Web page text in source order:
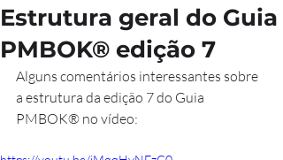
Estrutura geral do Guia
PMBOK® edição 7
Alguns comentários interessantes sobre
a estrutura da edição 7 do Guia
PMBOK® no vídeo: